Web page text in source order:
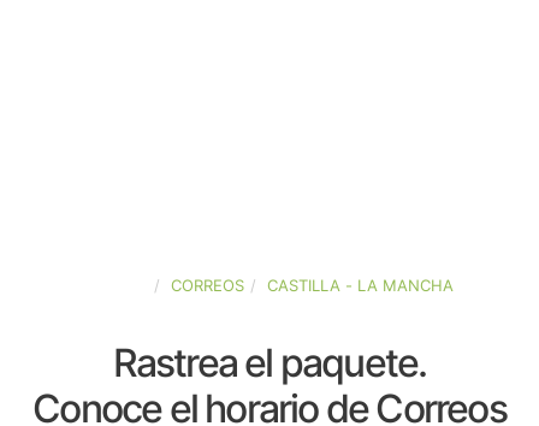
CORREOS CASTILLA - LA MANCHA
Rastrea el paquete.
Conoce el horario de Correos